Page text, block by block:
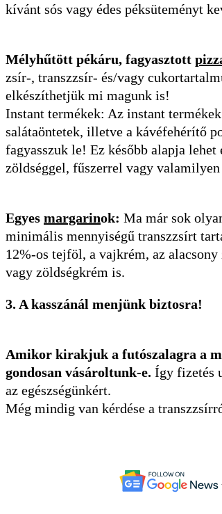
kívánt sós vagy édes péksüteményt
Mélyhűtött pékáru, fagyasztott
zsír-, transzzsír- és/vagy
elkészíthetjük mi magunk is!
Instant termékek: Az instant
salátaöntetek, illetve a kávéfehérítő
fagyasszuk le! Ez később alapja
zöldséggel, fűszerrel vagy
Egyes margarinok: Ma már sok
minimális mennyiségű transzzsírt
12%-os tejföl, a vajkrém, az
vagy zöldségkrém is.
3. A kasszánál menjünk biztosra!
Amikor kirakjuk a futószalagra a
gondosan vásároltunk-e. Így fizetés
az egészségünkért.
Még mindig van kérdése a